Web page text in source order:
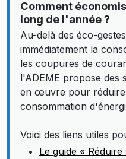
Comment
long de l'année ?
Au-delà des éco-
immédiatement la
les coupures de
l'ADEME propose des
en œuvre pour
consommation
Voici des liens utiles
Le guide «